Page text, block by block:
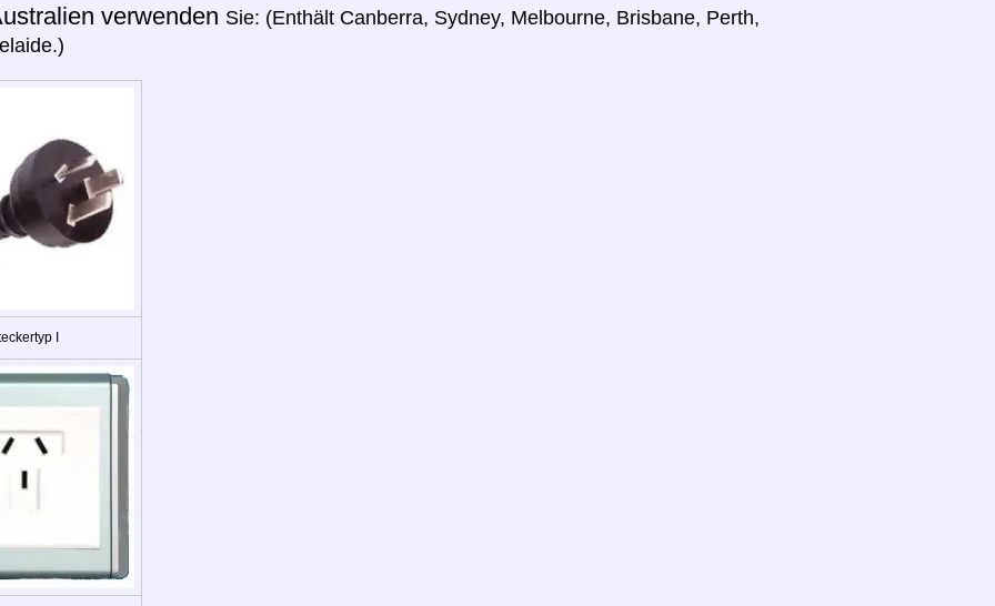
verwenden Sie: (Enthält Canberra, Sydney, Melbourne, Brisbane, Perth,
I